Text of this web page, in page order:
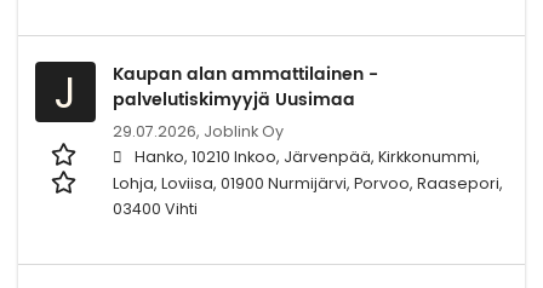
J
Kaupan alan ammattilainen -
palvelutiskimyyjä Uusimaa
29.07.2026, Joblink Oy
Hanko, 10210 Inkoo, Järvenpää, Kirkkonummi,
Lohja, Loviisa, 01900 Nurmijärvi, Porvoo, Raasepori,
03400 Vihti